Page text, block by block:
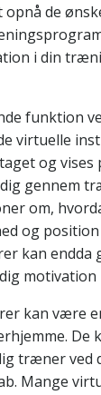
de
i din
funktion
virtuelle
og vises
gennem
om,
og
kan endda
kan være
De
træner ved
Mange